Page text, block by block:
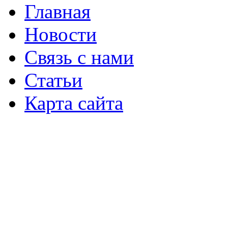
Главная
Новости
Связь с нами
Статьи
Карта сайта